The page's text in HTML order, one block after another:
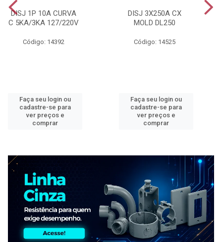
DISJ 1P 10A CURVA
C 5KA/3KA 127/220V
Código: 14392
Faça seu login ou
cadastre-se para
ver preços e
comprar
DISJ 3X250A CX
MOLD DL250
Código: 14525
Faça seu login ou
cadastre-se para
ver preços e
comprar